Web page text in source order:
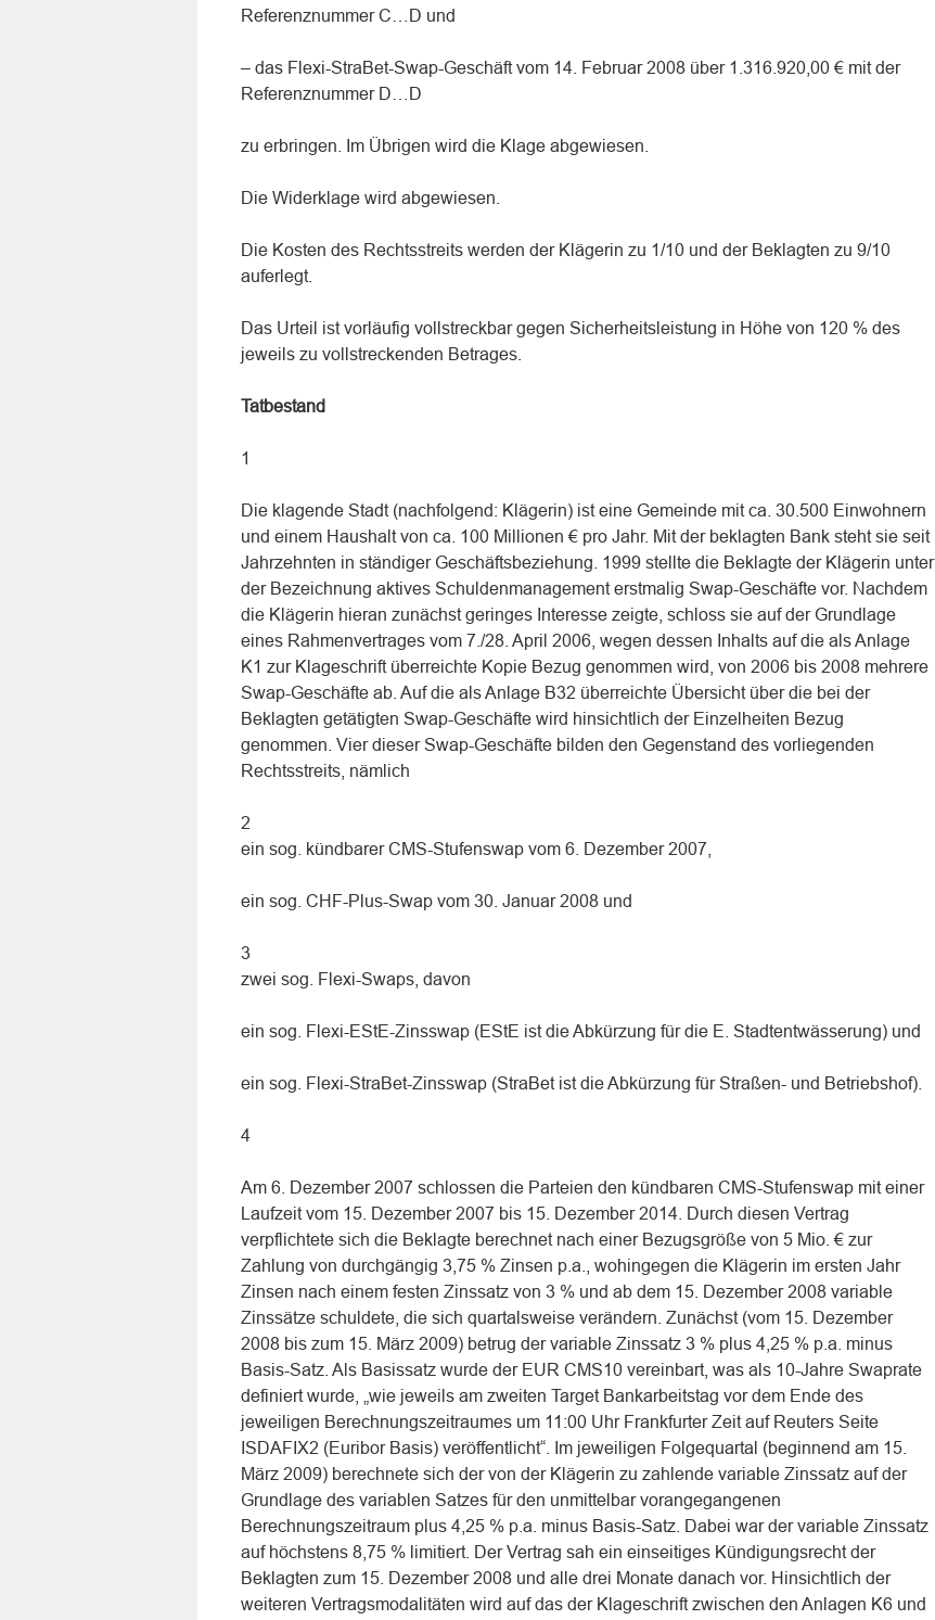
Referenznummer C…D und
– das Flexi-StraBet-Swap-Geschäft vom 14. Februar 2008 über 1.316.920,00 € mit der
Referenznummer D…D
zu erbringen. Im Übrigen wird die Klage abgewiesen.
Die Widerklage wird abgewiesen.
Die Kosten des Rechtsstreits werden der Klägerin zu 1/10 und der Beklagten zu 9/10
auferlegt.
Das Urteil ist vorläufig vollstreckbar gegen Sicherheitsleistung in Höhe von 120 % des
jeweils zu vollstreckenden Betrages.
Tatbestand
1
Die klagende Stadt (nachfolgend: Klägerin) ist eine Gemeinde mit ca. 30.500 Einwohnern
und einem Haushalt von ca. 100 Millionen € pro Jahr. Mit der beklagten Bank steht sie seit
Jahrzehnten in ständiger Geschäftsbeziehung. 1999 stellte die Beklagte der Klägerin unter
der Bezeichnung aktives Schuldenmanagement erstmalig Swap-Geschäfte vor. Nachdem
die Klägerin hieran zunächst geringes Interesse zeigte, schloss sie auf der Grundlage
eines Rahmenvertrages vom 7./28. April 2006, wegen dessen Inhalts auf die als Anlage
K1 zur Klageschrift überreichte Kopie Bezug genommen wird, von 2006 bis 2008 mehrere
Swap-Geschäfte ab. Auf die als Anlage B32 überreichte Übersicht über die bei der
Beklagten getätigten Swap-Geschäfte wird hinsichtlich der Einzelheiten Bezug
genommen. Vier dieser Swap-Geschäfte bilden den Gegenstand des vorliegenden
Rechtsstreits, nämlich
2
ein sog. kündbarer CMS-Stufenswap vom 6. Dezember 2007,
ein sog. CHF-Plus-Swap vom 30. Januar 2008 und
3
zwei sog. Flexi-Swaps, davon
ein sog. Flexi-EStE-Zinsswap (EStE ist die Abkürzung für die E. Stadtentwässerung) und
ein sog. Flexi-StraBet-Zinsswap (StraBet ist die Abkürzung für Straßen- und Betriebshof).
4
Am 6. Dezember 2007 schlossen die Parteien den kündbaren CMS-Stufenswap mit einer
Laufzeit vom 15. Dezember 2007 bis 15. Dezember 2014. Durch diesen Vertrag
verpflichtete sich die Beklagte berechnet nach einer Bezugsgröße von 5 Mio. € zur
Zahlung von durchgängig 3,75 % Zinsen p.a., wohingegen die Klägerin im ersten Jahr
Zinsen nach einem festen Zinssatz von 3 % und ab dem 15. Dezember 2008 variable
Zinssätze schuldete, die sich quartalsweise verändern. Zunächst (vom 15. Dezember
2008 bis zum 15. März 2009) betrug der variable Zinssatz 3 % plus 4,25 % p.a. minus
Basis-Satz. Als Basissatz wurde der EUR CMS10 vereinbart, was als 10-Jahre Swaprate
definiert wurde, „wie jeweils am zweiten Target Bankarbeitstag vor dem Ende des
jeweiligen Berechnungszeitraumes um 11:00 Uhr Frankfurter Zeit auf Reuters Seite
ISDAFIX2 (Euribor Basis) veröffentlicht“. Im jeweiligen Folgequartal (beginnend am 15.
März 2009) berechnete sich der von der Klägerin zu zahlende variable Zinssatz auf der
Grundlage des variablen Satzes für den unmittelbar vorangegangenen
Berechnungszeitraum plus 4,25 % p.a. minus Basis-Satz. Dabei war der variable Zinssatz
auf höchstens 8,75 % limitiert. Der Vertrag sah ein einseitiges Kündigungsrecht der
Beklagten zum 15. Dezember 2008 und alle drei Monate danach vor. Hinsichtlich der
weiteren Vertragsmodalitäten wird auf das der Klageschrift zwischen den Anlagen K6 und